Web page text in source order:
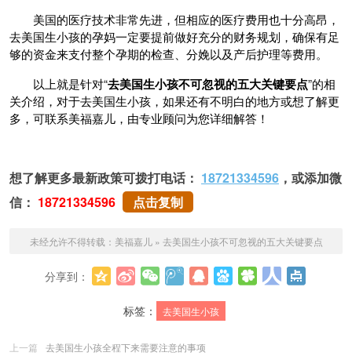
美国的医疗技术非常先进，但相应的医疗费用也十分高昂，
去美国生小孩的孕妈一定要提前做好充分的财务规划，确保有足
够的资金来支付整个孕期的检查、分娩以及产后护理等费用。
以上就是针对“去美国生小孩不可忽视的五大关键要点”的相
关介绍，对于去美国生小孩，如果还有不明白的地方或想了解更
多，可联系美福嘉儿，由专业顾问为您详细解答！
想了解更多最新政策可拨打电话： 18721334596 ，或添加微
信： 18721334596 点击复制
未经允许不得转载： 美福嘉儿» 去美国生小孩不可忽视的五大关键要点
分享到：
标签：
去美国生小孩
上一篇 去美国生小孩全程下来需要注意的事项